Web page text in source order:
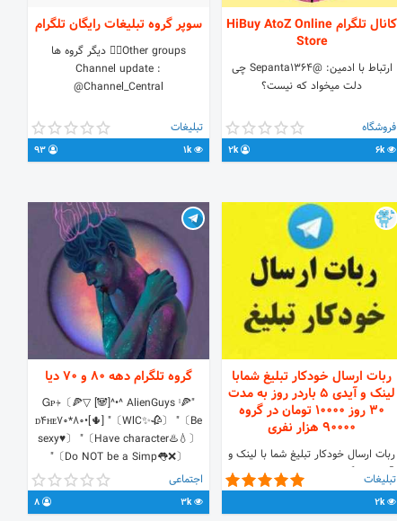
کانال تلگرام HiBuy AtoZ Online
Store
ارتباط با ادمین: @Sepanta1364 چی
دلت میخواد که نیست؟⁦
فروشگاه
6k
2k
سوپر گروه تبلیغات رایگان تلگرام
Other groups👇🏼 دیگر گروه ها
Channel update :
@Channel_Central
تبلیغات
1k
93
ربات ارسال خودکار تبلیغ شمابا
لینک و آیدی 5 باردر روز به مدت
30 روز ۱۰۰۰۰ تومان در گروه
90000 هزار نفری
ربات ارسال خودکار تبلیغ شما با لینک و
آیدی در گروه با بیش از 90000 عضو ،
تبلیغ تا 30 روز 5بار در روز فقط ۱۰۰۰۰
تبلیغات
2k
گروه تلگرام دهه 80 و 70 دیا
"Ꮐᴘ⍆〔🍕▽ [🐼]^•^ AlienGuys ˡ🍕
ᴅ4ʜᴇ70*80•[🌵] "〔WlC✨🥀〕 "〔Be
sexy♥️〕 "〔Have character♨️💧〕
"〔Do NOT be a Simp👅❌〕
✪ĊરελτΘર ➣ @Alien_Guys
https://t.me/joinchat/EDiJaBqJDh-
RVc2DLvlEcA
اجتماعی
3k
8